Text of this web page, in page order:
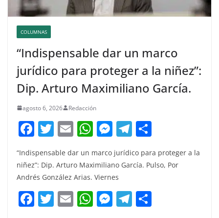
COLUMNAS
“Indispensable dar un marco
jurídico para proteger a la niñez”:
Dip. Arturo Maximiliano García.
agosto 6, 2026 Redacción
F
c
e
b
o
T
w
itt
er
E
ai
l
W
at
s
A
p
M
e
ss
e
n
g
T
e
a
m
m
“Indispensable dar un marco jurídico para proteger a la
niñez”: Dip. Arturo Maximiliano García. Pulso, Por
Andrés González Arias. Viernes
F T E W M T